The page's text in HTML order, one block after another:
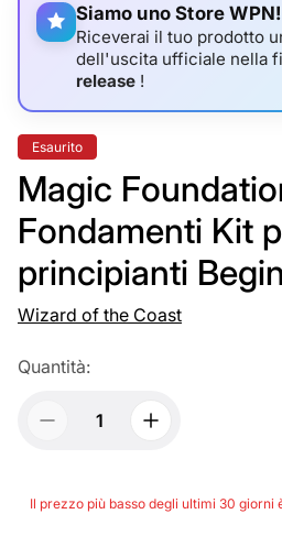
Siamo uno Store WPN!
Riceverai il tuo prodotto
dell'uscita ufficiale nella
release !
Etichetta
del
prodotto:
Esaurito
Magic
Fondamenti Kit
principianti
Wizard of the Coast
Quantità:
Il prezzo più basso degli ultimi 30 giorni